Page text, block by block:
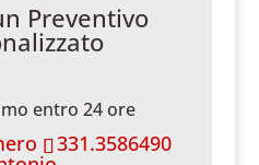
Preventivo
entro 24 ore
331.3586490